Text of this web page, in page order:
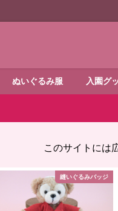
ぬいぐるみ服 入園グ
このサイトには
縫いぐるみバッジ